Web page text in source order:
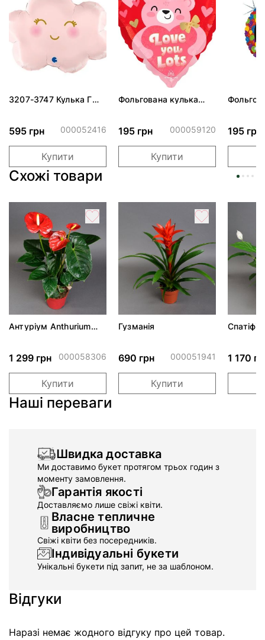
3207-3747 Кулька Г
595 грн 000052416
Купити
Фольгована кулька
195 грн 000059120
Купити
195 грн
Схожі товари
Антуріум Anthurium
1 299 грн 000058306
Купити
Гузманія
690 грн 000051941
Купити
1 170
Наші переваги
Швидка доставка
Ми доставимо букет протягом трьох годин з
моменту замовлення.
Гарантія якості
Доставляємо лише свіжі квіти.
Власне тепличне
виробництво
Свіжі квіти без посередників.
Індивідуальні букети
Унікальні букети під запит, не за шаблоном.
Відгуки
Наразі немає жодного відгуку про цей товар.